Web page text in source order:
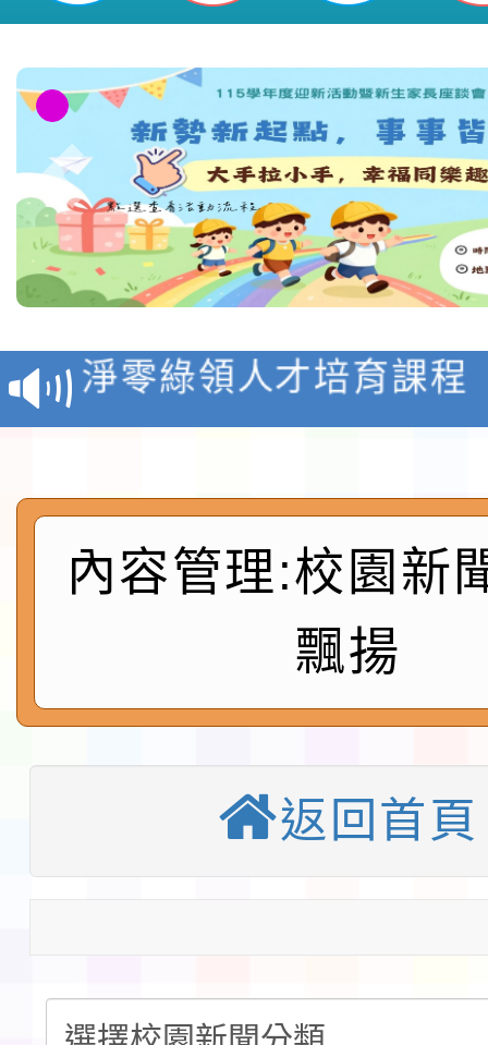
教育部校安中心白海豚
報
淨零綠領人才培育課程
實施要點各1份
程
函轉國家通訊傳播委員
鎮韌性（防空）演習－
速演練執行計畫」
本校115學年度第1學
第3次招考代課鐘點教
告(不再辦理後續甄選)
賽實施要點」1份
本市「115學年度學生
程安排一案
「桃園市補助參觀特色
請一案
報
淨零綠領人才培育課程
內容管理:校園新
飄揚
返回首頁